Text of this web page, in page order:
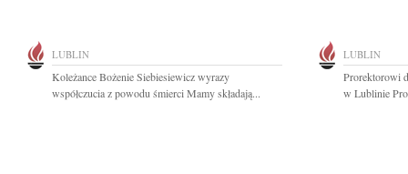
LUBLIN
Koleżance Bożenie Siebiesiewicz wyrazy
współczucia z powodu śmierci Mamy składają...
LUBLIN
Prorektorowi
w Lublinie